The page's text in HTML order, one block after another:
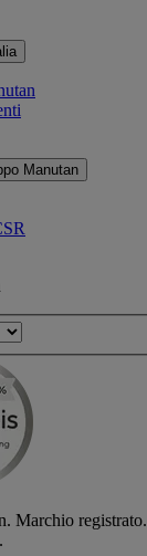
Manutan
Marchio registrato.